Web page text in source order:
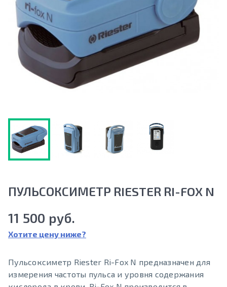
ПУЛЬСОКСИМЕТР RIESTER RI-FOX N
11 500 руб.
Хотите цену ниже?
Пульсоксиметр Riester Ri-Fox N предназначен для
измерения частоты пульса и уровня содержания